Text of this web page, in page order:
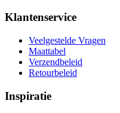
Klantenservice
Veelgestelde Vragen
Maattabel
Verzendbeleid
Retourbeleid
Inspiratie